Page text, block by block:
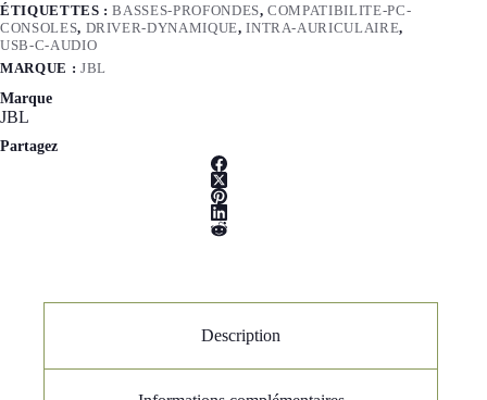
ÉTIQUETTES :BASSES-PROFONDES,COMPATIBILITE-PC-
CONSOLES, DRIVER-DYNAMIQUE,INTRA-AURICULAIRE,
USB-C-AUDIO
MARQUE : JBL
Marque
JBL
Partagez
Description